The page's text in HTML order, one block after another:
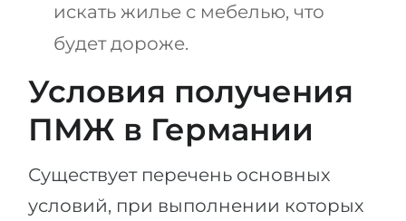
искать жилье с мебелью, что
будет дороже.
Условия получения
ПМЖ в Германии
Существует перечень основных
условий, при выполнении которых